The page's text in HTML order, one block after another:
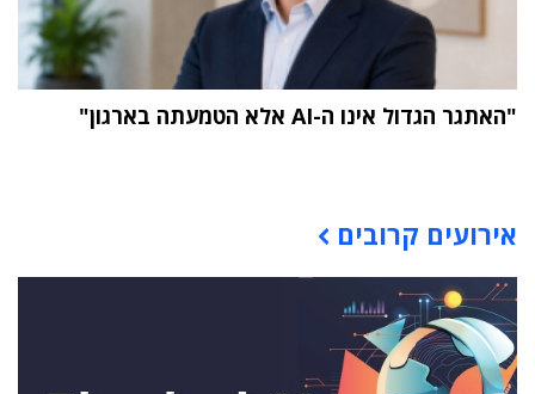
"האתגר הגדול אינו ה-AI אלא הטמעתה בארגון"
אירועים קרובים